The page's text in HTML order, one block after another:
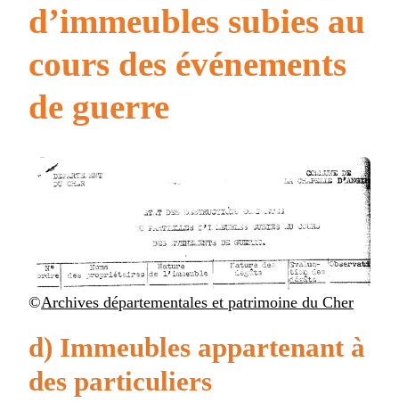
d’immeubles subies au
cours des événements
de guerre
©Archives départementales et patrimoine du Cher
d) Immeubles appartenant à
des particuliers